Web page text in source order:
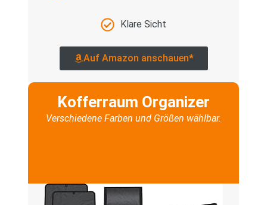
Klare Sicht
Auf Amazon anschauen*
Kofferraum Organizer
Verschiedene Farben und Größen wählbar.